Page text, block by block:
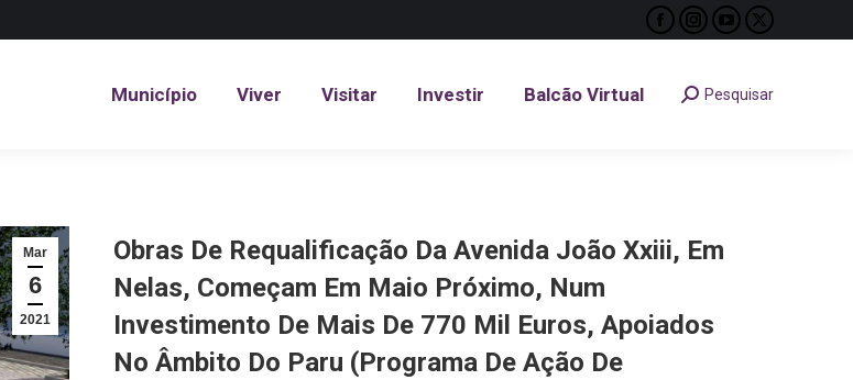
Facebook
opens
Instagram
opens
YouTube
opens
X
opens
Município Viver Visitar Investir Balcão Virtual Search:Pesquisar
Mar
6
2021
Obras De Requalificação Da Avenida João Xxiii, Em
Nelas, Começam Em Maio Próximo, Num
Investimento De Mais De 770 Mil Euros, Apoiados
No Âmbito Do Paru (Programa De Ação De
Município Viver Visitar Investir Balcão Virtual Search:
Pesquisar